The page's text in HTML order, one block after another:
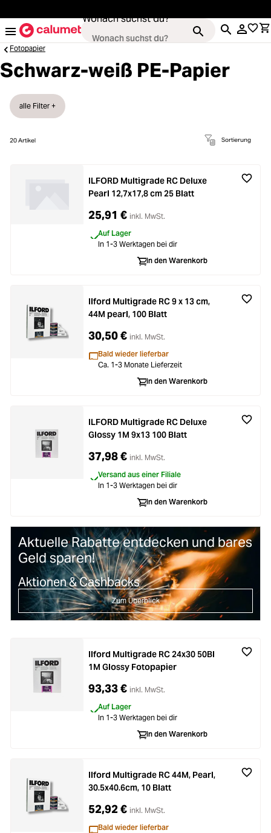
Wonach suchst du?
Kameras
Stative & Gimbals
Taschen
Licht & Studio
Bildbearbeitung
SALE
Fotopapier
Schwarz-weiß PE-Papier
20Artikel Sortierung
alle Filter +
ILFORD Multigrade RC Deluxe
Pearl 12,7x17,8 cm 25 Blatt
25,91 € inkl. MwSt.
Auf Lager
In 1-3 Werktagen bei dir
In den Warenkorb
Ilford Multigrade RC 9 x 13 cm,
44M pearl, 100 Blatt
30,50 € inkl. MwSt.
Bald wieder lieferbar
Ca. 1-3 Monate Lieferzeit
In den Warenkorb
ILFORD Multigrade RC Deluxe
Glossy 1M 9x13 100 Blatt
37,98 € inkl. MwSt.
Versand aus einer Filiale
In 1-3 Werktagen bei dir
In den Warenkorb
Aktuelle Rabatte entdecken und bares
Geld sparen!
Aktionen & Cashbacks
Zum Überblick
Ilford Multigrade RC 24x30 50Bl
1M Glossy Fotopapier
93,33 € inkl. MwSt.
Auf Lager
In 1-3 Werktagen bei dir
In den Warenkorb
Ilford Multigrade RC 44M, Pearl,
30.5x40.6cm, 10 Blatt
52,92 € inkl. MwSt.
Bald wieder lieferbar